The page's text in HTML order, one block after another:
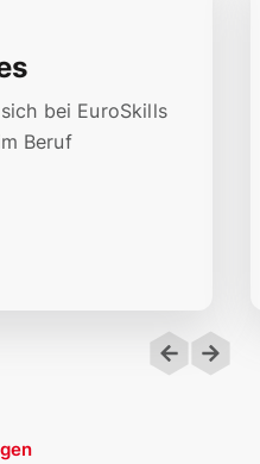
bei EuroSkills
Beruf